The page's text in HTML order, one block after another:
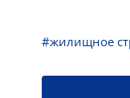
#жилищное